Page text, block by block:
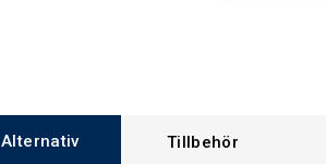
Alternativ Tillbehör